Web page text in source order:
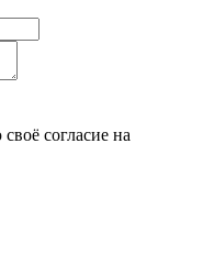
согласие на